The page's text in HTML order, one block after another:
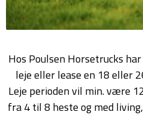
Hos Poulsen Horsetrucks
leje eller lease en 18 eller
Leje perioden vil min. være
fra 4 til 8 heste og med